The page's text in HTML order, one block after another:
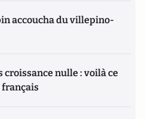
accoucha du villepino-
croissance nulle : voilà ce
français